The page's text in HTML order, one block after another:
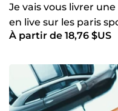
Je vais vous livrer
en live sur les paris
À partir de 18,76 $US